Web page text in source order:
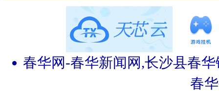
春华网-春华新闻网,长沙县春
春